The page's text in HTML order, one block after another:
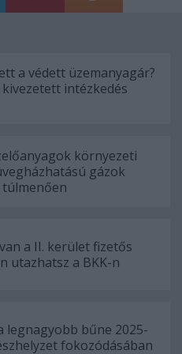
a védett üzemanyagár?
intézkedés
környezeti
gázok
a II. kerület fizetős
utazhatsz a BKK-n
legnagyobb bűne 2025-
fokozódásában